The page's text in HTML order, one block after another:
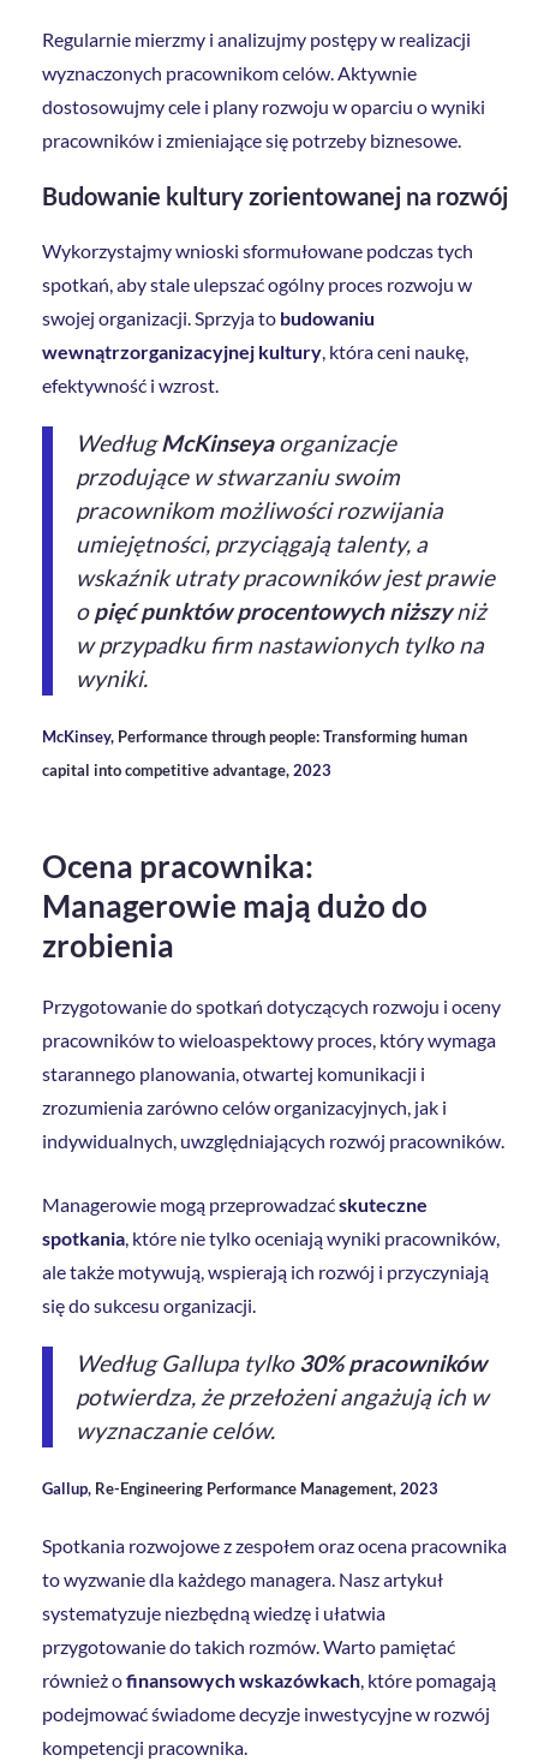
Regularnie mierzmy i analizujmy postępy w realizacji
wyznaczonych pracownikom celów. Aktywnie
dostosowujmy cele i plany rozwoju w oparciu o wyniki
pracowników i zmieniające się potrzeby biznesowe.
Budowanie kultury zorientowanej na rozwój
Wykorzystajmy wnioski sformułowane podczas tych
spotkań, aby stale ulepszać ogólny proces rozwoju w
swojej organizacji. Sprzyja to budowaniu
wewnątrzorganizacyjnej kultury, która ceni naukę,
efektywność i wzrost.
WedługMcKinseyaorganizacje
przodujące w stwarzaniu swoim
pracownikom możliwości rozwijania
umiejętności, przyciągają talenty, a
wskaźnik utraty pracowników jest prawie
opięć punktów procentowych niższyniż
w przypadku firm nastawionych tylko na
wyniki.
McKinsey, Performance through people: Transforming human
capital into competitive advantage, 2023
Ocena pracownika:
Managerowie mają dużo do
zrobienia
Przygotowanie do spotkań dotyczących rozwoju i oceny
pracowników to wieloaspektowy proces, który wymaga
starannego planowania, otwartej komunikacji i
zrozumienia zarówno celów organizacyjnych, jak i
indywidualnych, uwzględniających rozwój pracowników.
Managerowie mogą przeprowadzaćskuteczne
spotkania, które nie tylko oceniają wyniki pracowników,
ale także motywują, wspierają ich rozwój i przyczyniają
się do sukcesu organizacji.
Według Gallupa tylko30% pracowników
potwierdza, że przełożeni angażują ich w
wyznaczanie celów.
Gallup, Re-Engineering Performance Management, 2023
Spotkania rozwojowe z zespołem oraz ocena pracownika
to wyzwanie dla każdego managera. Nasz artykuł
systematyzuje niezbędną wiedzę i ułatwia
przygotowanie do takich rozmów. Warto pamiętać
również ofinansowych wskazówkach, które pomagają
podejmować świadome decyzje inwestycyjne w rozwój
kompetencji pracownika.